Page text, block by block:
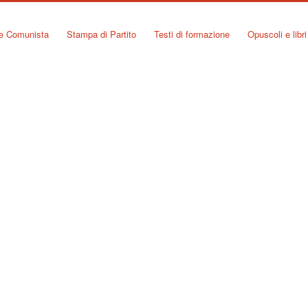
Comunista Stampa di Partito Testi di formazione Opuscoli e libri